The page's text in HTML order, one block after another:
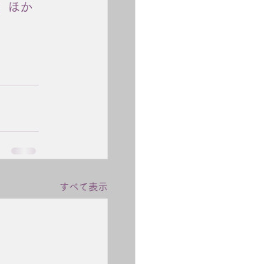
ほか
すべて表示